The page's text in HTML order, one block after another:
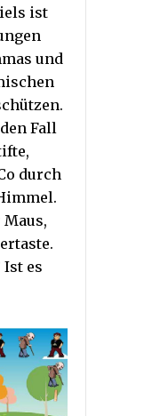
ist
und
Fall
durch
es